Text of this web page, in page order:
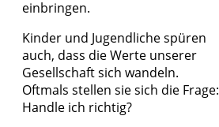
einbringen.
Kinder und Jugendliche spüren
auch, dass die Werte unserer
Gesellschaft sich wandeln.
Oftmals stellen sie sich die Frage:
Handle ich richtig?